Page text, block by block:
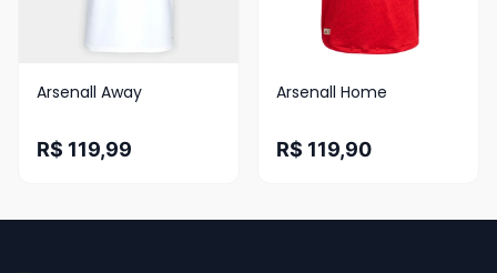
Arsenall Away
R$ 119,99
Arsenall Home
R$ 119,90